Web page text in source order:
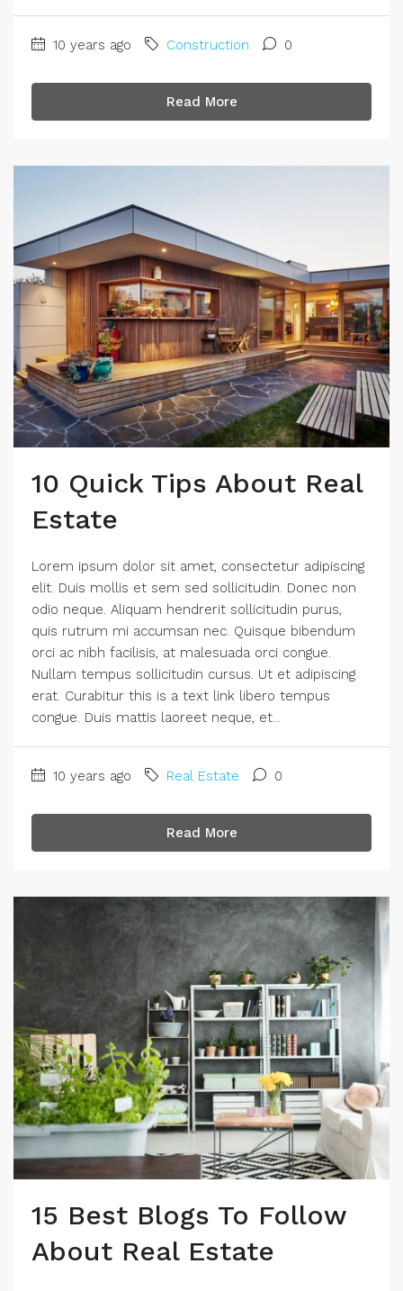
10 years ago Construction 0
Read More
10 Quick Tips About Real
Estate
Lorem ipsum dolor sit amet, consectetur adipiscing
elit. Duis mollis et sem sed sollicitudin. Donec non
odio neque. Aliquam hendrerit sollicitudin purus,
quis rutrum mi accumsan nec. Quisque bibendum
orci ac nibh facilisis, at malesuada orci congue.
Nullam tempus sollicitudin cursus. Ut et adipiscing
erat. Curabitur this is a text link libero tempus
congue. Duis mattis laoreet neque, et...
10 years ago Real Estate 0
Read More
15 Best Blogs To Follow
About Real Estate